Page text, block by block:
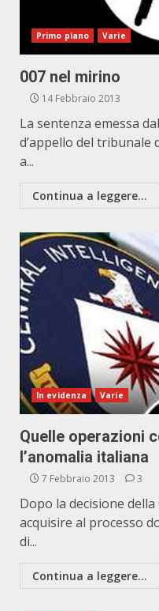
Primo piano Varie
007 nel mirino
14 Febbraio 2013
La sentenza emessa
d’appello del tribunale
a...
Continua a leggere...
In evidenza Varie
Quelle operazioni
l’anomalia italiana
7 Febbraio 2013 3
Dopo la decisione
acquisire al processo
di...
Continua a leggere...